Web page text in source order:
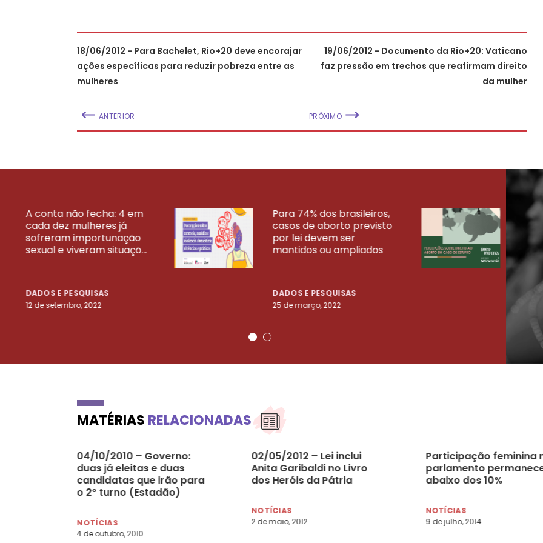
18/06/2012 - Para Bachelet, Rio+20 deve encorajar
ações específicas para reduzir pobreza entre as
mulheres
ANTERIOR
19/06/2012 - Documento da Rio+20: Vaticano
faz pressão em trechos que reafirmam direito
da mulher
PRÓXIMO
A conta não fecha: 4 em
cada dez mulheres já
sofreram importunação
sexual e viveram situaçõ...
DADOS E PESQUISAS
12 de setembro, 2022
Para 74% dos brasileiros,
casos de aborto previsto
por lei devem ser
mantidos ou ampliados
DADOS E PESQUISAS
25 de março, 2022
23
VEJA MAIS PESQUISAS
MATÉRIAS RELACIONADAS
04/10/2010 – Governo:
duas já eleitas e duas
candidatas que irão para
o 2º turno (Estadão)
NOTÍCIAS
4 de outubro, 2010
02/05/2012 – Lei inclui
Anita Garibaldi no Livro
dos Heróis da Pátria
NOTÍCIAS
2 de maio, 2012
Participação feminina
parlamento
abaixo dos 10%
NOTÍCIAS
9 de julho, 2014